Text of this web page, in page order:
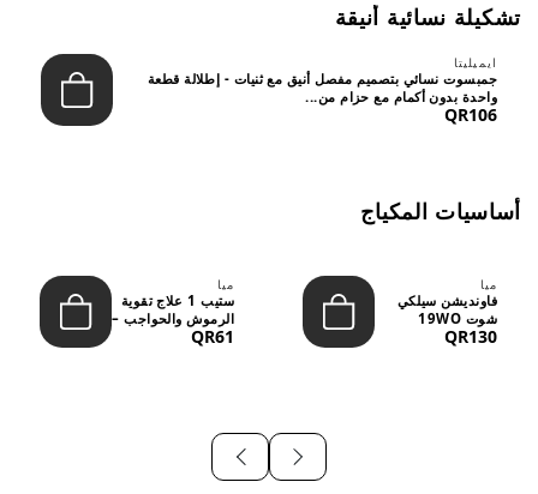
تشكيلة نسائية أنيقة
ايميليتا
جمبسوت نسائي بتصميم مفصل أنيق مع ثنيات - إطلالة قطعة
واحدة بدون أكمام مع حزام من...
QR106
أساسيات المكياج
ميا
فاونديشن سيلكي
شوت 19WO
ميديوم دارك بدرجة
QR130
ميا
ستيب 1 علاج تقوية
الرموش والحواجب –
12 مل
QR61